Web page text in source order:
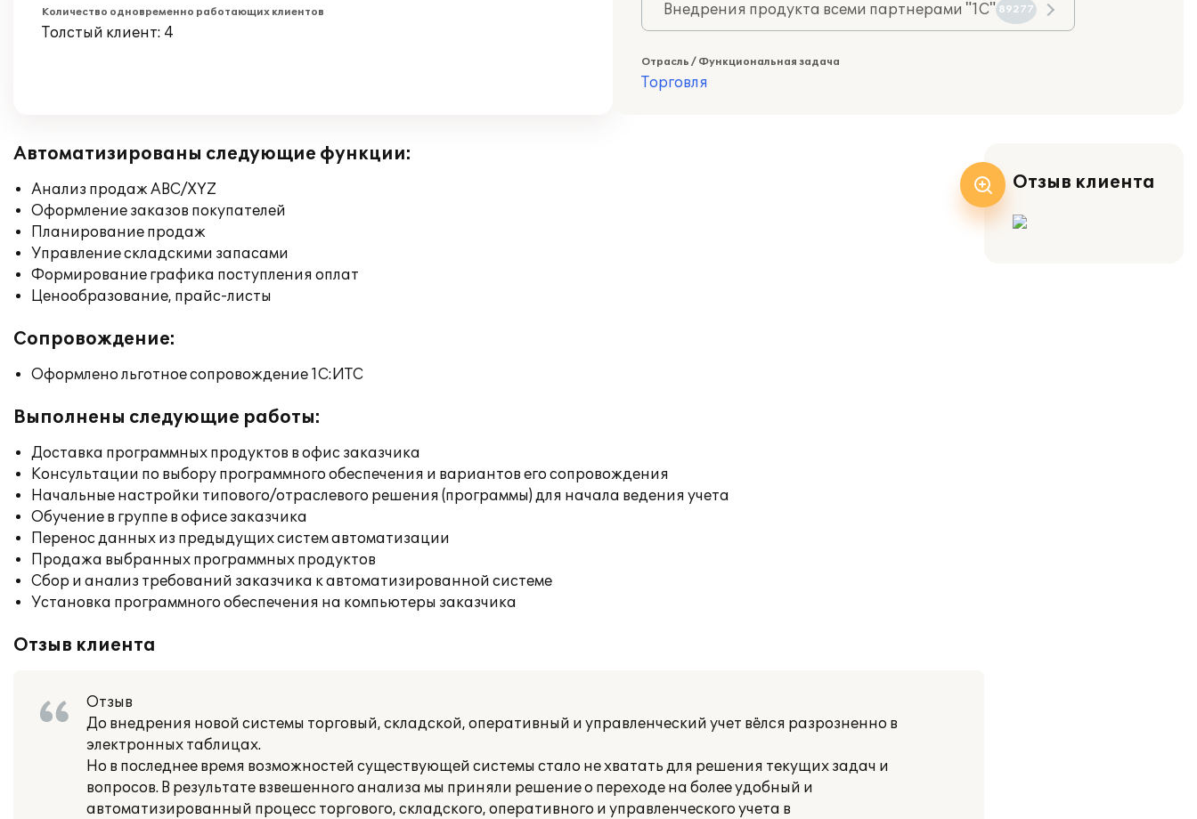
Количество одновременно работающих клиентов
Толстый клиент: 4
Внедрения продукта всеми партнерами "1С" 89277
Отрасль / Функциональная задача
Торговля
Автоматизированы следующие функции:
Анализ продаж ABC/XYZ
Оформление заказов покупателей
Планирование продаж
Управление складскими запасами
Формирование графика поступления оплат
Ценообразование, прайс-листы
Сопровождение:
Оформлено льготное сопровождение 1С:ИТС
Выполнены следующие работы:
Доставка программных продуктов в офис заказчика
Консультации по выбору программного обеспечения и вариантов его сопровождения
Начальные настройки типового/отраслевого решения (программы) для начала ведения учета
Обучение в группе в офисе заказчика
Перенос данных из предыдущих систем автоматизации
Продажа выбранных программных продуктов
Сбор и анализ требований заказчика к автоматизированной системе
Установка программного обеспечения на компьютеры заказчика
Отзыв клиента
Отзыв
До внедрения новой системы торговый, складской, оперативный и управленческий учет вёлся разрозненно в
электронных таблицах.
Но в последнее время возможностей существующей системы стало не хватать для решения текущих задач и
вопросов. В результате взвешенного анализа мы приняли решение о переходе на более удобный и
автоматизированный процесс торгового, складского, оперативного и управленческого учета в
Отзыв клиента